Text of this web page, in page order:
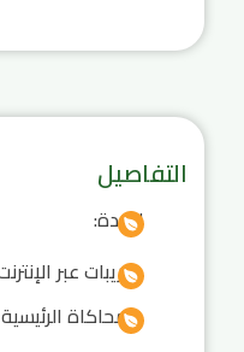
التفاصيل
المدة:
تدريبات عبر
المحاكاة الرئيسية يومي 27